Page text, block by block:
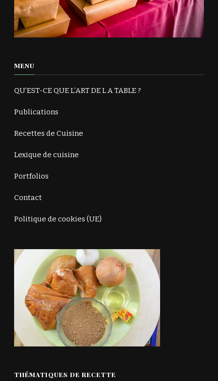
MENU
QU’EST-CE QUE L’ART DE L A TABLE ?
Publications
Recettes de Cuisine
Lexique de cuisine
Portfolios
Contact
Politique de cookies (UE)
THÉMATIQUES DE RECETTE